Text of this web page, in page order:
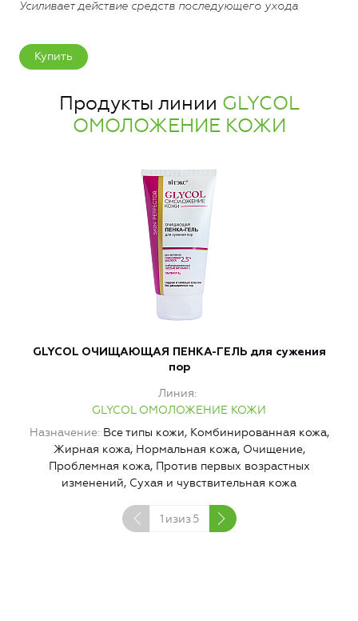
Усиливает действие средств последующего ухода
Купить
Продукты линии GLYCOL
ОМОЛОЖЕНИЕ КОЖИ
GLYCOL ОЧИЩАЮЩАЯ ПЕНКА-ГЕЛЬ для сужения
пор
Линия
GLYCOL ОМОЛОЖЕНИЕ КОЖИ
Назначение Все типы кожи, Комбинированная кожа,
Жирная кожа, Нормальная кожа, Очищение,
Проблемная кожа, Против первых возрастных
изменений, Сухая и чувствительная кожа
1 изиз 5